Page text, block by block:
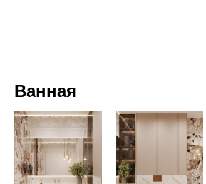
Ванная